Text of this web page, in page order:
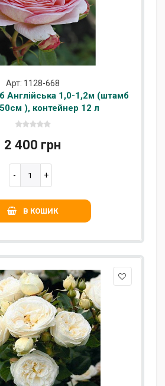
Арт: 1128-668
Англійська 1,0-1,2м (штамб
), контейнер 12 л
2 400 грн
В КОШИК